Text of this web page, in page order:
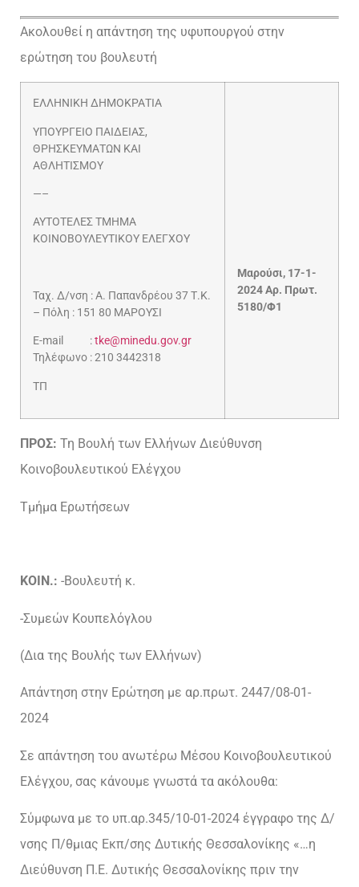
Ακολουθεί η απάντηση της υφυπουργού στην
ερώτηση του βουλευτή
ΕΛΛΗΝΙΚΗ ΔΗΜΟΚΡΑΤΙΑ
ΥΠΟΥΡΓΕΙΟ ΠΑΙΔΕΙΑΣ,
ΘΡΗΣΚΕΥΜΑΤΩΝ ΚΑΙ
ΑΘΛΗΤΙΣΜΟΥ
—–
ΑΥΤΟΤΕΛΕΣ ΤΜΗΜΑ
ΚΟΙΝΟΒΟΥΛΕΥΤΙΚΟΥ ΕΛΕΓΧΟΥ
Ταχ. Δ/νση : Α. Παπανδρέου 37 Τ.Κ.
– Πόλη : 151 80 ΜΑΡΟΥΣΙ
E-mail :tke@minedu.gov.gr
Τηλέφωνο : 210 3442318
ΤΠ
Μαρούσι, 17-1-
2024 Αρ. Πρωτ.
5180/Φ1
ΠΡΟΣ: Τη Βουλή των Ελλήνων Διεύθυνση
Κοινοβουλευτικού Ελέγχου
Τμήμα Ερωτήσεων
ΚΟΙΝ.: -Βουλευτή κ.
-Συμεών Κουπελόγλου
(Δια της Βουλής των Ελλήνων)
Απάντηση στην Ερώτηση με αρ.πρωτ. 2447/08-01-
2024
Σε απάντηση του ανωτέρω Μέσου Κοινοβουλευτικού
Ελέγχου, σας κάνουμε γνωστά τα ακόλουθα:
Σύμφωνα με το υπ.αρ.345/10-01-2024 έγγραφο της Δ/
νσης Π/θμιας Εκπ/σης Δυτικής Θεσσαλονίκης «…η
Διεύθυνση Π.Ε. Δυτικής Θεσσαλονίκης πριν την